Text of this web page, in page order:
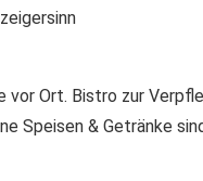
vor Ort. Bistro zur
Speisen & Getränke